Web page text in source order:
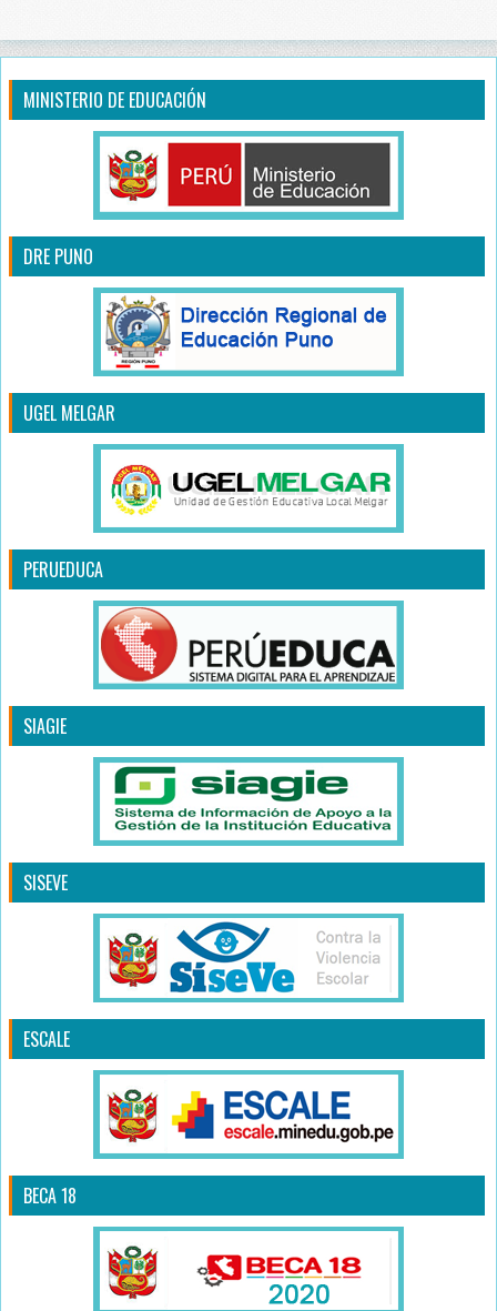
MINISTERIO DE EDUCACIÓN
DRE PUNO
UGEL MELGAR
PERUEDUCA
SIAGIE
SISEVE
ESCALE
BECA 18